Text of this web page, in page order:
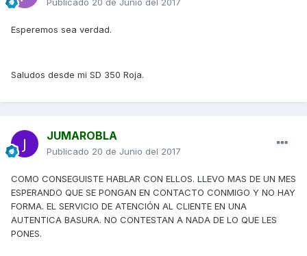
Publicado 20 de Junio del 2017
Esperemos sea verdad.
Saludos desde mi SD 350 Roja.
JUMAROBLA
Publicado 20 de Junio del 2017
COMO CONSEGUISTE HABLAR CON ELLOS. LLEVO MAS DE UN MES
ESPERANDO QUE SE PONGAN EN CONTACTO CONMIGO Y NO HAY
FORMA. EL SERVICIO DE ATENCIÓN AL CLIENTE EN UNA
AUTENTICA BASURA. NO CONTESTAN A NADA DE LO QUE LES
PONES.